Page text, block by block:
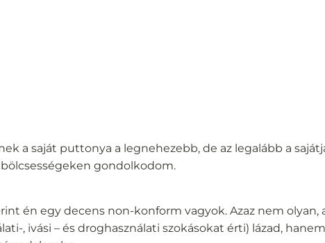
a saját puttonya a legnehezebb, de az legalább a
gondolkodom.
én egy decens non-konform vagyok. Azaz nem
, ivási – és droghasználati szokásokat érti) lázad,